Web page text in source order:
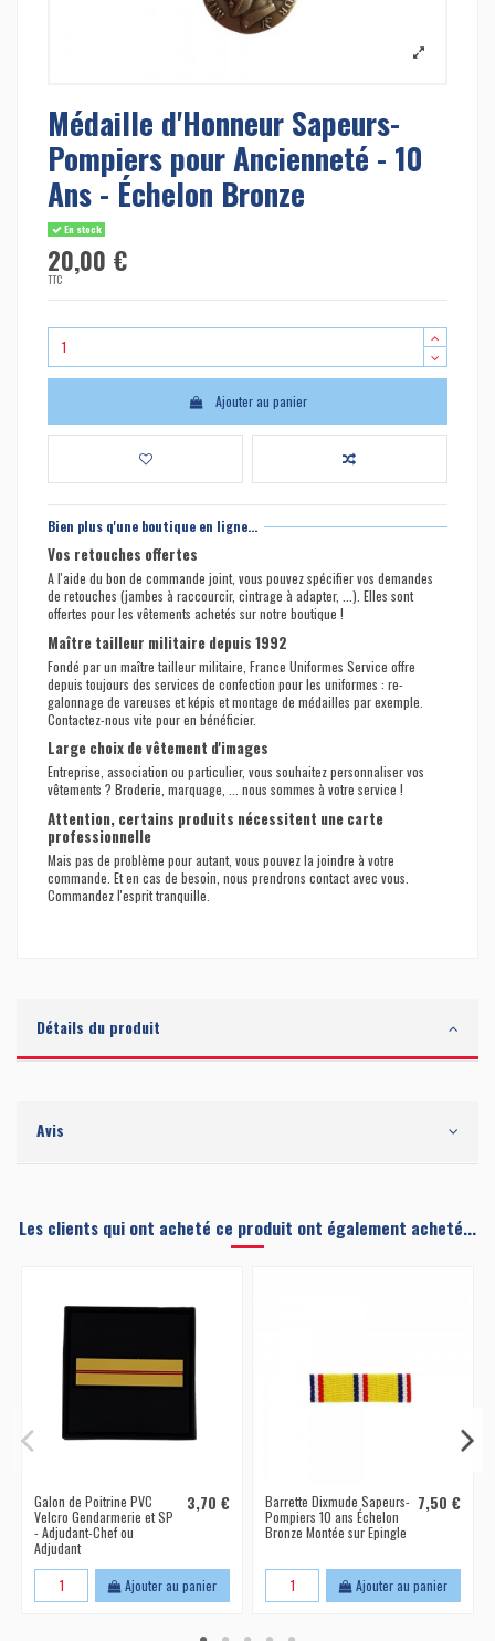
Médaille d'Honneur Sapeurs-
Pompiers pour Ancienneté - 10
Ans - Échelon Bronze
En stock
20,00 €
TTC
Ajouter au panier
Bien plus q'une boutique en ligne...
Vos retouches offertes
A l'aide du bon de commande joint, vous pouvez spécifier vos demandes
de retouches (jambes à raccourcir, cintrage à adapter, ...). Elles sont
offertes pour les vêtements achetés sur notre boutique !
Maître tailleur militaire depuis 1992
Fondé par un maître tailleur militaire, France Uniformes Service offre
depuis toujours des services de confection pour les uniformes : re-
galonnage de vareuses et képis et montage de médailles par exemple.
Contactez-nous vite pour en bénéficier.
Large choix de vêtement d'images
Entreprise, association ou particulier, vous souhaitez personnaliser vos
vêtements ? Broderie, marquage, ... nous sommes à votre service !
Attention, certains produits nécessitent une carte
professionnelle
Mais pas de problème pour autant, vous pouvez la joindre à votre
commande. Et en cas de besoin, nous prendrons contact avec vous.
Commandez l'esprit tranquille.
Détails du produit
Avis
Les clients qui ont acheté ce produit ont également acheté...
Galon de Poitrine PVC
Velcro Gendarmerie et SP
- Adjudant-Chef ou
Adjudant
3,70 €
Ajouter au panier
Barrette Dixmude Sapeurs-
Pompiers 10 ans Échelon
Bronze Montée sur Epingle
7,50 €
Ajouter au panier